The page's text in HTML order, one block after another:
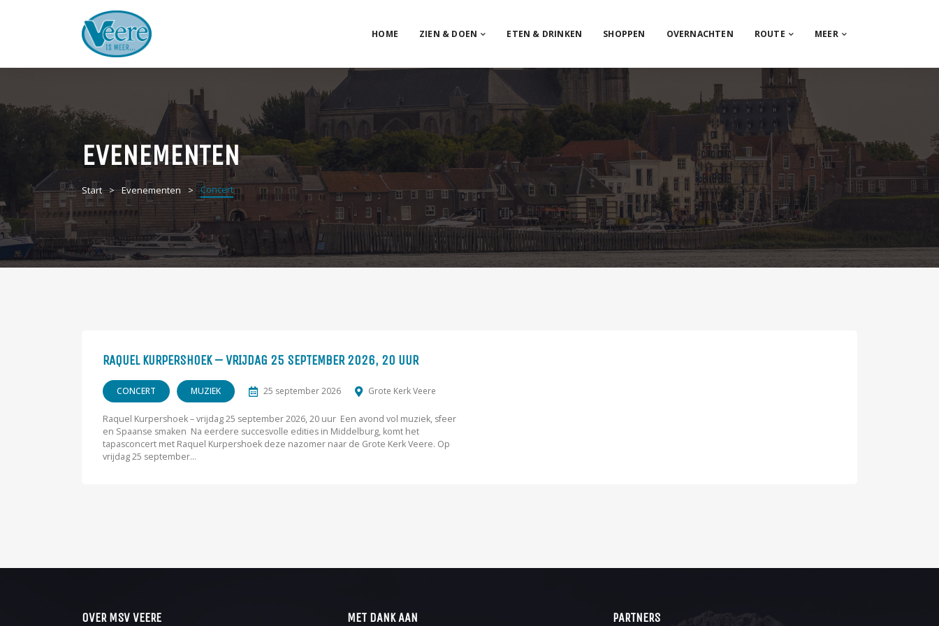
HOME ZIEN & DOEN ETEN & DRINKEN SHOPPEN OVERNACHTEN ROUTE MEER
EVENEMENTEN
Start Evenementen Concert
RAQUEL KURPERSHOEK – VRIJDAG 25 SEPTEMBER 2026, 20 UUR
CONCERT MUZIEK 25 september 2026 Grote Kerk Veere
Raquel Kurpershoek – vrijdag 25 september 2026, 20 uur Een avond vol muziek, sfeer
en Spaanse smaken Na eerdere succesvolle edities in Middelburg, komt het
tapasconcert met Raquel Kurpershoek deze nazomer naar de Grote Kerk Veere. Op
vrijdag 25 september...
OVER MSV VEERE MET DANK AAN PARTNERS